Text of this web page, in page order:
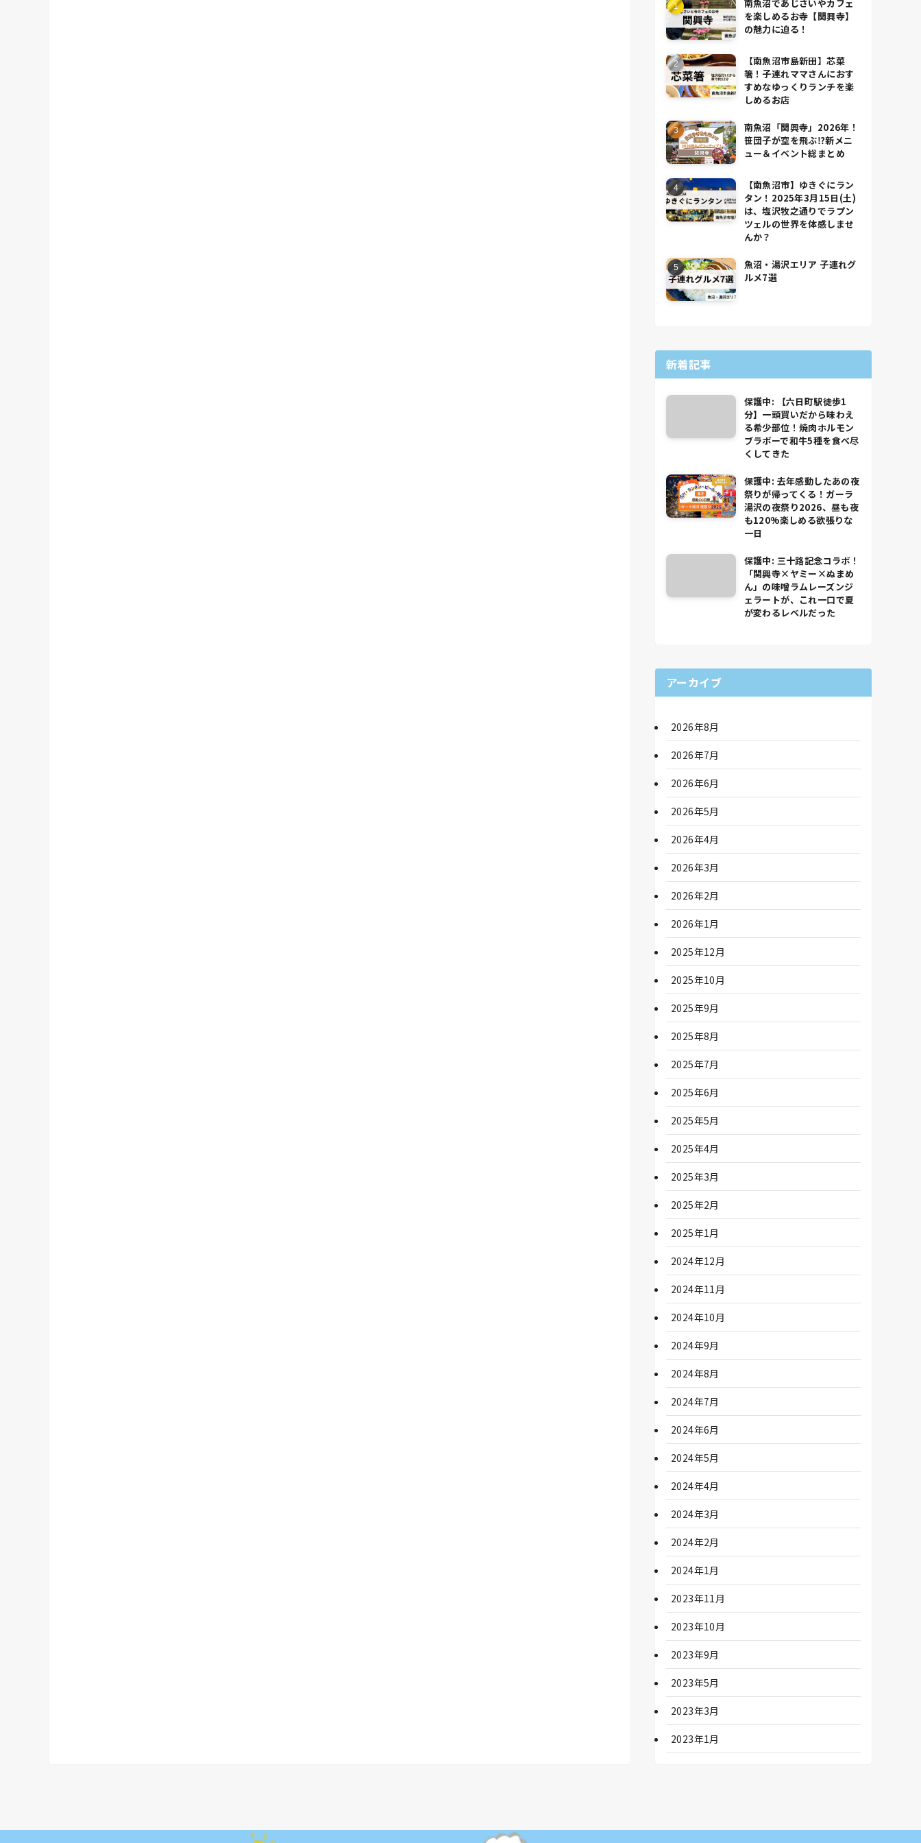
南魚沼であじさいやカフェ
を楽しめるお寺【関興寺】
の魅力に迫る！
【南魚沼市島新田】芯菜
箸！子連れママさんにおす
すめなゆっくりランチを楽
しめるお店
南魚沼「関興寺」2026年！
笹団子が空を飛ぶ⁉新メニ
ュー＆イベント総まとめ
【南魚沼市】ゆきぐにラン
タン！2025年3月15日(土)
は、塩沢牧之通りでラプン
ツェルの世界を体感しませ
んか？
魚沼・湯沢エリア 子連れグ
ルメ7選
新着記事
保護中: 【六日町駅徒歩1
分】一頭買いだから味わえ
る希少部位！焼肉ホルモン
ブラボーで和牛5種を食べ尽
くしてきた
保護中: 去年感動したあの夜
祭りが帰ってくる！ガーラ
湯沢の夜祭り2026、昼も夜
も120%楽しめる欲張りな
一日
保護中: 三十路記念コラボ！
「関興寺×ヤミー×ぬまめ
ん」の味噌ラムレーズンジ
ェラートが、これ一口で夏
が変わるレベルだった
アーカイブ
2026年8月
2026年7月
2026年6月
2026年5月
2026年4月
2026年3月
2026年2月
2026年1月
2025年12月
2025年10月
2025年9月
2025年8月
2025年7月
2025年6月
2025年5月
2025年4月
2025年3月
2025年2月
2025年1月
2024年12月
2024年11月
2024年10月
2024年9月
2024年8月
2024年7月
2024年6月
2024年5月
2024年4月
2024年3月
2024年2月
2024年1月
2023年11月
2023年10月
2023年9月
2023年5月
2023年3月
2023年1月